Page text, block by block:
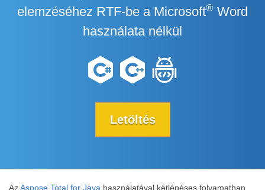
elemzéséhez RTF-be a Microsoft® Word
használata nélkül
Letöltés
AzAspose.Total for Java használatával kétlépéses folyamatban